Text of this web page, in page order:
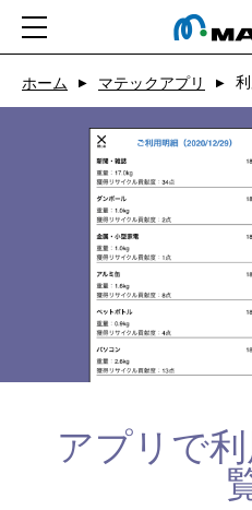
ホーム
ホーム ▶ マテックアプリ ▶
アプリで